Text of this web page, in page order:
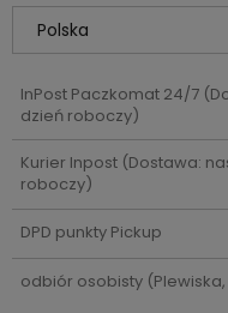
InPost Paczkomat 24/7
dzień roboczy)
Kurier Inpost(Dostawa:
roboczy)
DPD punkty Pickup
odbiór osobisty(Plewiska,